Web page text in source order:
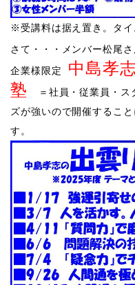
​​※受講料は据え置き。タイ
さて・・・メンバー松尾
企業様限定 中島孝
塾
＝社員・従業員・
ズが強いので開催するこ
す。